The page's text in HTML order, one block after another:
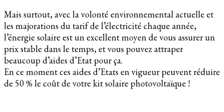
Mais surtout, avec la volonté environnemental actuelle et
les majorations du tarif de l’électricité chaque année,
l’énergie solaire est un excellent moyen de vous assurer un
prix stable dans le temps, et vous pouvez attraper
beaucoup d’aides d’Etat pour ça.
En ce moment ces aides d’Etats en vigueur peuvent réduire
de 50 % le coût de votre kit solaire photovoltaïque !